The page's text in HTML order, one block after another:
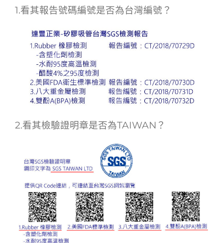
1.看其報告號碼編號是否為台灣編號？
2.看其檢驗證明章是否為TAIWAN？